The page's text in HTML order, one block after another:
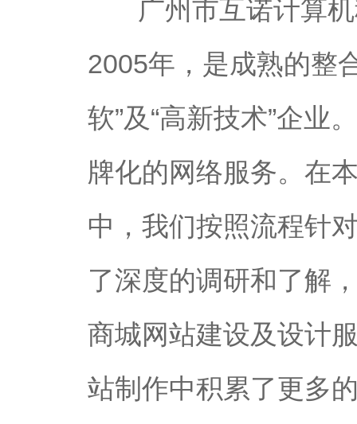
广州市互诺计算机
2005年，是成熟的整
软”及“高新技术”企业
牌化的网络服务。在
中，我们按照流程针
了深度的调研和了解
商城网站建设及设计
站制作中积累了更多